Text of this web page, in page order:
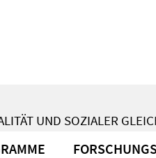
UND SOZIALER